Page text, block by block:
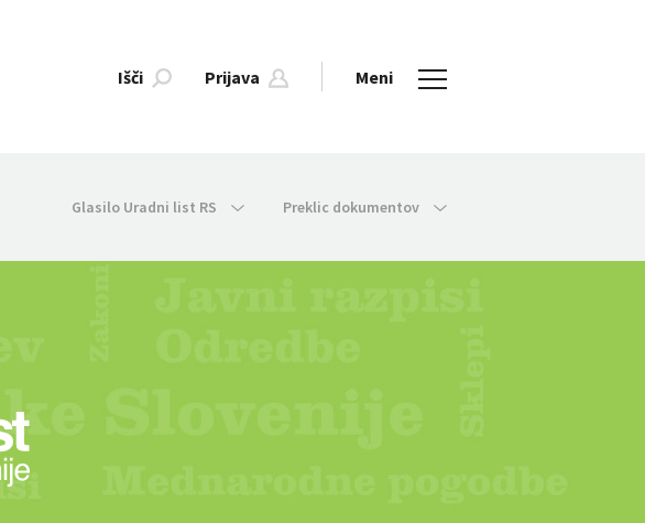
Išči Prijava Meni
Glasilo Uradni list RS Preklic dokumentov